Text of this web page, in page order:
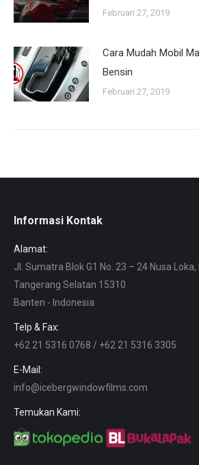
Februari 27, 2019
Cara Mudah Mobil
Bensin
Februari 27, 2019
Informasi Kontak
Alamat:
Jl. Sumatra Blok G1 No. 23 – 24 Nusa
Tangerang Selatan 15310
Banten - Indonesia
Telp & Fax:
+62 21 5316 0768 / +62 21 5316 3305
E-Mail:
info@icebergwindowfilms.com
Temukan Kami: